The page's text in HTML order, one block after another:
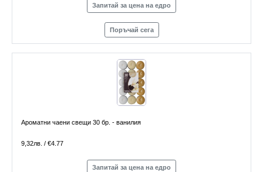
Запитай за цена на едро
Поръчай сега
Ароматни чаени свещи 30 бр. - ванилия
9,32лв. / €4.77
Запитай за цена на едро